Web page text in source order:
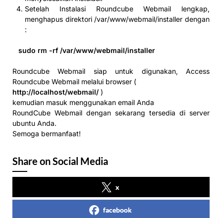
Setelah Instalasi Roundcube Webmail lengkap,
menghapus direktori /var/www/webmail/installer dengan
:
sudo rm -rf /var/www/webmail/installer
Roundcube Webmail siap untuk digunakan, Access
Roundcube Webmail melalui browser (
http://localhost/webmail/ )
kemudian masuk menggunakan email Anda
RoundCube Webmail dengan sekarang tersedia di server
ubuntu Anda.
Semoga bermanfaat!
Share on Social Media
x
facebook